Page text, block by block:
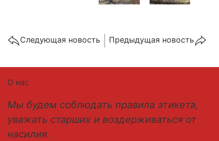
Cледующая новость Предыдущая новость
О нас
Мы будем соблюдать правила этикета,
уважать старших и воздерживаться от
насилия.